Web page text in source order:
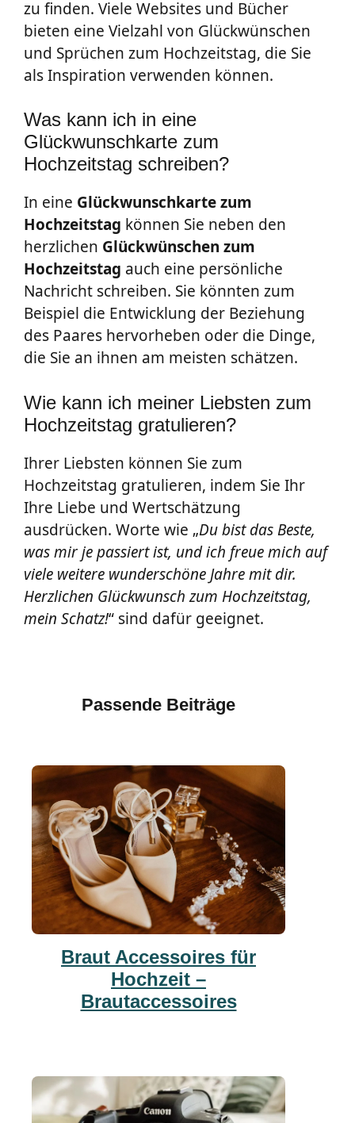
zu finden. Viele Websites und Bücher
bieten eine Vielzahl von Glückwünschen
und Sprüchen zum Hochzeitstag, die Sie
als Inspiration verwenden können.
Was kann ich in eine
Glückwunschkarte zum
Hochzeitstag schreiben?
In eine Glückwunschkarte zum
Hochzeitstag können Sie neben den
herzlichen Glückwünschen zum
Hochzeitstag auch eine persönliche
Nachricht schreiben. Sie könnten zum
Beispiel die Entwicklung der Beziehung
des Paares hervorheben oder die Dinge,
die Sie an ihnen am meisten schätzen.
Wie kann ich meiner Liebsten zum
Hochzeitstag gratulieren?
Ihrer Liebsten können Sie zum
Hochzeitstag gratulieren, indem Sie Ihr
Ihre Liebe und Wertschätzung
ausdrücken. Worte wie „Du bist das Beste,
was mir je passiert ist, und ich freue mich auf
viele weitere wunderschöne Jahre mit dir.
Herzlichen Glückwunsch zum Hochzeitstag,
mein Schatz!“ sind dafür geeignet.
Passende Beiträge
Braut Accessoires für
Hochzeit –
Brautaccessoires